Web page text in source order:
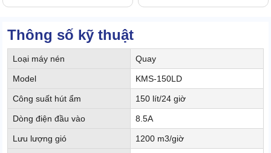
Thông số kỹ thuật
Loại máy nén Quay
Model KMS-150LD
Công suất hút ẩm 150 lít/24 giờ
Dòng điện đầu vào 8.5A
Lưu lượng gió 1200 m3/giờ